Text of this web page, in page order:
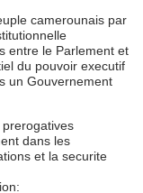
camerounais par
entre le Parlement et
du pouvoir executif
un Gouvernement
prerogatives
dans les
et la securite